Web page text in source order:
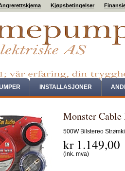
Kjøpsbetingelser
INSTALLASJONER
Monster Cable
500W Bilstereo
kr 1.149,00
(ink. mva)